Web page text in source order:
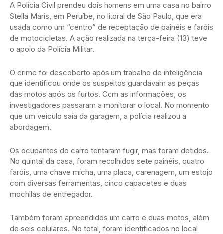
A Polícia Civil prendeu dois homens em uma casa no bairro
Stella Maris, em Peruíbe, no litoral de São Paulo, que era
usada como um “centro” de receptação de painéis e faróis
de motocicletas. A ação realizada na terça-feira (13) teve
o apoio da Polícia Militar.
O crime foi descoberto após um trabalho de inteligência
que identificou onde os suspeitos guardavam as peças
das motos após os furtos. Com as informações, os
investigadores passaram a monitorar o local. No momento
que um veículo saía da garagem, a polícia realizou a
abordagem.
Os ocupantes do carro tentaram fugir, mas foram detidos.
No quintal da casa, foram recolhidos sete painéis, quatro
faróis, uma chave micha, uma placa, carenagem, um estojo
com diversas ferramentas, cinco capacetes e duas
mochilas de entregador.
Também foram apreendidos um carro e duas motos, além
de seis celulares. No total, foram identificados no local